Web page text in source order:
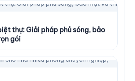
thự: Giải pháp phủ sóng, bảo
gói